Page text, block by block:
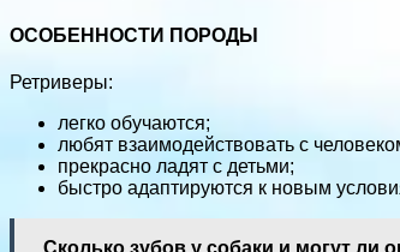
ОСОБЕННОСТИ ПОРОДЫ
Ретриверы:
легко обучаются;
любят взаимодействовать с
прекрасно ладят с детьми;
быстро адаптируются к новым